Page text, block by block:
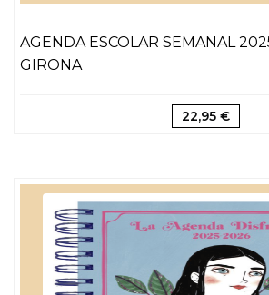
AGENDA ESCOLAR SEMANAL
GIRONA
22,95 €